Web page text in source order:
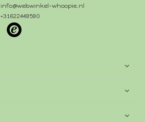
info@webwinkel-whoopie.nl
+31622449590